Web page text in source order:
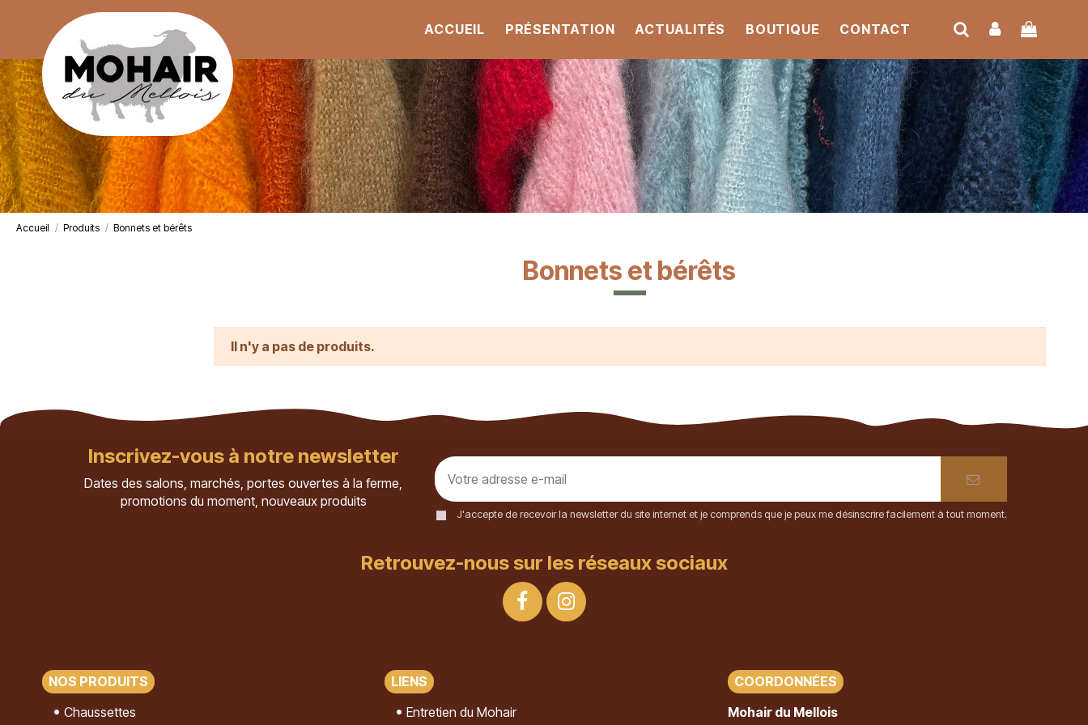
ACCUEIL PRÉSENTATION ACTUALITÉS BOUTIQUE CONTACT
Accueil Produits Bonnets et bérêts
Bonnets et bérêts
Il n'y a pas de produits.
Inscrivez-vous à notre newsletter
Dates des salons, marchés, portes ouvertes à la ferme,
promotions du moment, nouveaux produits
J'accepte de recevoir la newsletter du site internet et je comprends que je peux me désinscrire facilement à tout moment.
Retrouvez-nous sur les réseaux sociaux
NOS PRODUITS
Chaussettes
LIENS
Entretien du Mohair
COORDONNÉES
Mohair du Mellois